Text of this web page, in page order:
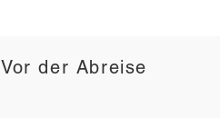
Vor der Abreise